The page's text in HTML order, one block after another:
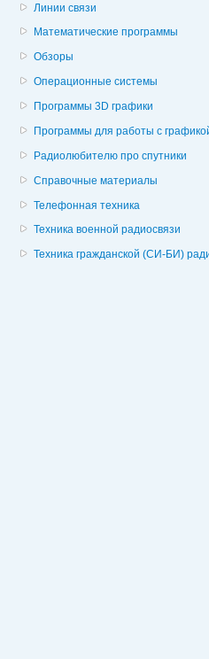
Линии связи
Математические программы
Обзоры
Операционные системы
Программы 3D графики
Программы для работы с
Радиолюбителю про спутники
Справочные материалы
Телефонная техника
Техника военной радиосвязи
Техника гражданской (СИ-БИ)